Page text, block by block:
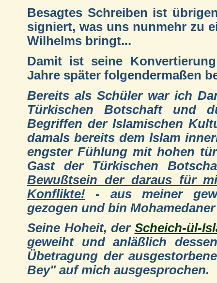
Besagtes Schreiben ist
signiert, was uns nunmehr zu
Wilhelms bringt...
Damit ist seine
Jahre später folgendermaßen
Bereits als Schüler war ich
Türkischen Botschaft und
Begriffen der Islamischen
damals bereits dem Islam
engster Fühlung mit hohen
Gast der Türkischen
Bewußtsein der daraus für
Konflikte! - aus meiner
gezogen und bin
Seine Hoheit, der Scheich-ül-
geweiht und anläßlich
Übetragung der
Bey" auf mich ausgesprochen.